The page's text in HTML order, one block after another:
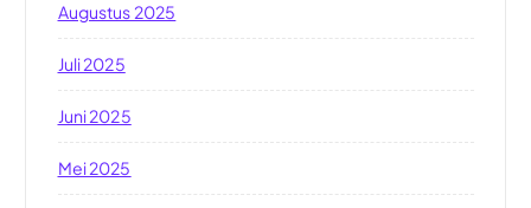
Augustus 2025
Juli 2025
Juni 2025
Mei 2025